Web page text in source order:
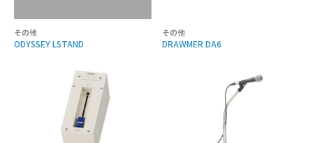
その他
ODYSSEY LSTAND
その他
DRAWMER DA6